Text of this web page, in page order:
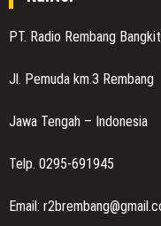
PT. Radio Rembang Bangkit
Jl. Pemuda km.3 Rembang
Jawa Tengah – Indonesia
Telp. 0295-691945
Email: